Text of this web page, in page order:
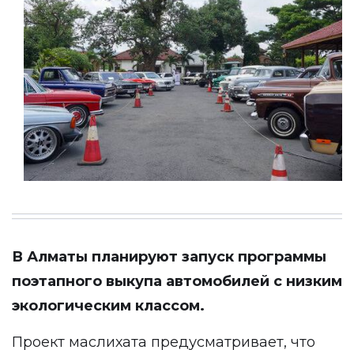
В Алматы планируют запуск программы
поэтапного выкупа автомобилей с низким
экологическим классом.
Проект маслихата предусматривает, что